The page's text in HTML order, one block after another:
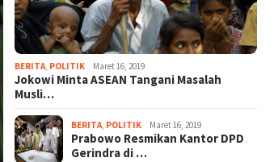
BERITA, POLITIK Maret 16, 2019
Jokowi Minta ASEAN Tangani Masalah
Musli…
BERITA, POLITIK Maret 16, 2019
Prabowo Resmikan Kantor DPD
Gerindra di …